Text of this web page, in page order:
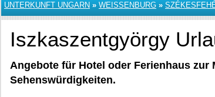
UNTERKUNFT UNGARN » WEISSENBURG »
Iszkaszentgyörgy
Angebote für Hotel oder Ferienhaus zur
Sehenswürdigkeiten.